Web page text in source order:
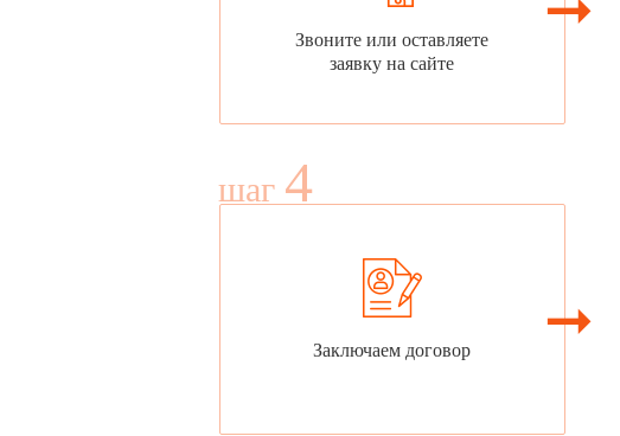
Звоните или оставляете
заявку на сайте
шаг 4
Заключаем договор